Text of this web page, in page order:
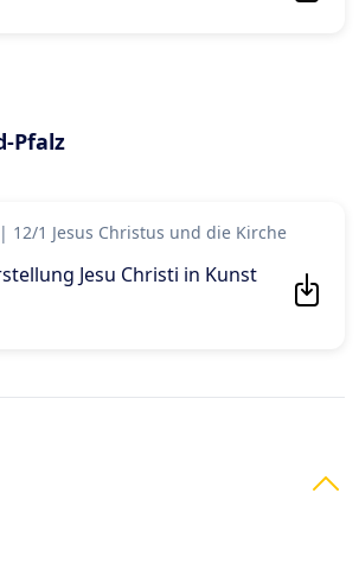
Pfalz
| 12/1 Jesus Christus und die Kirche
Jesu Christi in Kunst